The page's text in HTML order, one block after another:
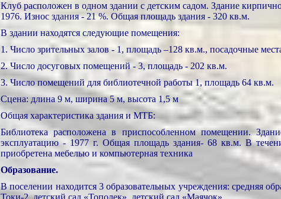
Клуб расположен в одном здании с детским садом. Здание
1976. Износ здания - 21 %. Общая площадь здания - 320 кв.м.
В здании находятся следующие помещения:
1. Число зрительных залов - 1, площадь –128 кв.м., посадочные
2. Число досуговых помещений - 3, площадь - 202 кв.м.
3. Число помещений для библиотечной работы 1, площадь 64 кв.м.
Сцена: длина 9 м, ширина 5 м, высота 1,5 м
Общая характеристика здания и МТБ:
Библиотека расположена в приспособленном помещении.
эксплуатацию - 1977 г. Общая площадь здания- 68 кв.м. В
приобретена мебелью и компьютерная техника
Образование.
В поселении находится 3 образовательных учреждения: средняя
Токи-2, детский сад «Тополек», детский сад «Маячок».